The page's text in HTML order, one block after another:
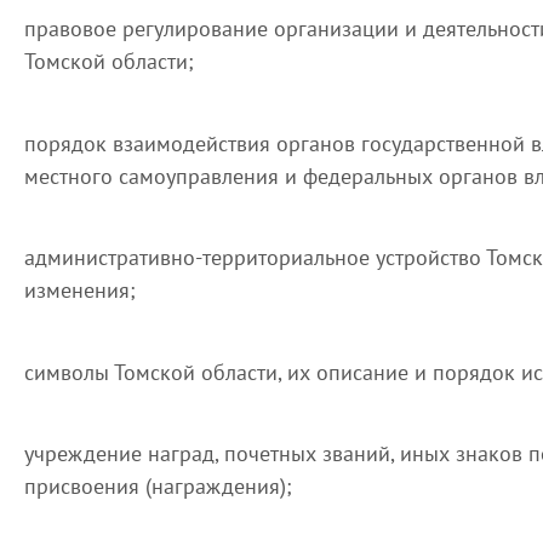
правовое регулирование организации и
Томской области;
порядок взаимодействия органов государственной
местного самоуправления и федеральных органов
административно-территориальное устройство
изменения;
символы Томской области, их описание и порядок
учреждение наград, почетных званий, иных
присвоения (награждения);